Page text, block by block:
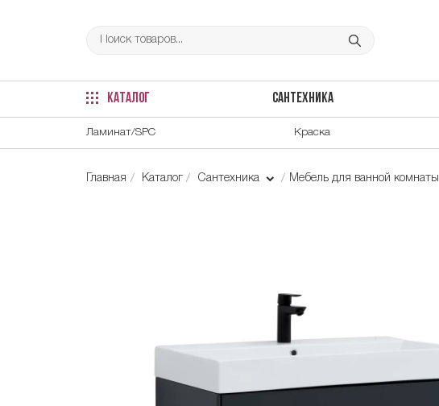
КАТАЛОГ САНТЕХНИКА
Ламинат/SPC Краска
Главная Каталог Сантехника Мебель для ванной комнаты